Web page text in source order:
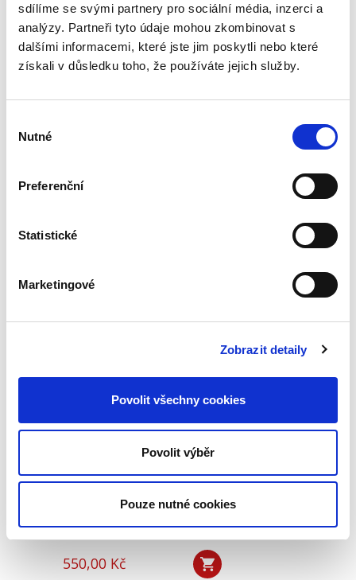
sdílíme se svými partnery pro sociální média, inzerci a
analýzy. Partneři tyto údaje mohou zkombinovat s
dalšími informacemi, které jste jim poskytli nebo které
získali v důsledku toho, že používáte jejich služby.
souhlasu
Nutné
Preferenční
Statistické
Marketingové
Zobrazit detaily
Povolit všechny cookies
Povolit výběr
Pouze nutné cookies
Právo pro školy
990,00 Kč
reprezentováno rozsáhlou sítí mateřských,
v soukromém právu
Martin Kornel,
550,00 Kč